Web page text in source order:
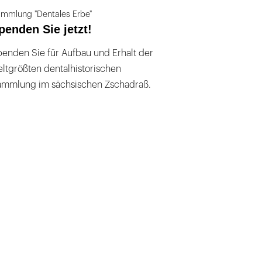
"Dentales Erbe"
Sie jetzt!
Sie für Aufbau und Erhalt der
dentalhistorischen
im sächsischen Zschadraß.